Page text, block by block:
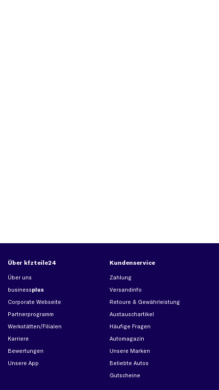
Über kfzteile24
Über uns
businessplus
Corporate Webseite
Partnerprogramm
Werkstätten/Filialen
Karriere
Bewertungen
Unsere App
Kundenservice
Zahlung
Versandinfo
Retoure & Gewährleistung
Austauschartikel
Häufige Fragen
Automagazin
Unsere Marken
Beliebte Autos
Gutscheine